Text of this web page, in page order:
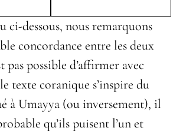
ci-dessous, nous remarquons
concordance entre les deux
pas possible d’affirmer avec
texte coranique s’inspire du
à Umayya (ou inversement), il
qu’ils puisent l’un et